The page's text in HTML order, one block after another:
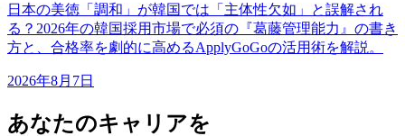
日本の美徳「調和」が韓国では「主体性欠如」と誤解され
る？2026年の韓国採用市場で必須の『葛藤管理能力』の書き
方と、合格率を劇的に高めるApplyGoGoの活用術を解説。
2026年8月7日
あなたのキャリアを